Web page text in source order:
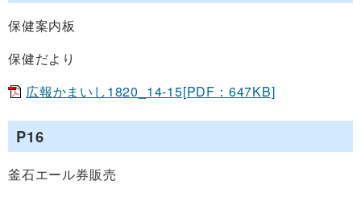
保健案内板
保健だより
広報かまいし1820_14-15[PDF：647KB]
P16
釜石エール券販売